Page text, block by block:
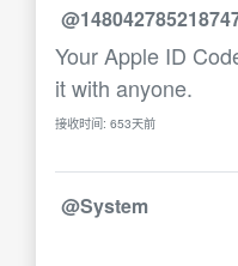
Your Apple ID
it with anyone.
接收时间: 653天前
@System